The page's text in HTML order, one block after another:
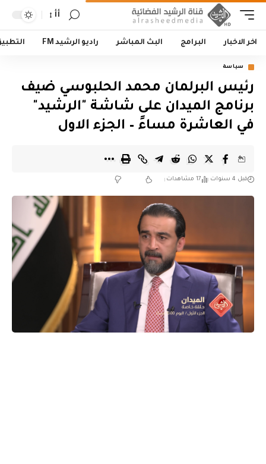
أأ
اخر الاخبار البرامج البث المباشر راديو الرشيد FM
سياسة
رئيس البرلمان محمد الحلبوسي ضيف
برنامج الميدان على شاشة "الرشيد"
في العاشرة مساءً – الجزء الاول
قبل 4 سنوات 17 مشاهدات